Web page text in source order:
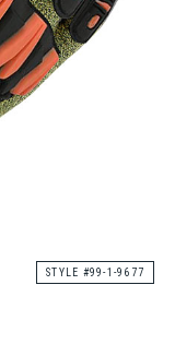
STYLE #99-1-9677